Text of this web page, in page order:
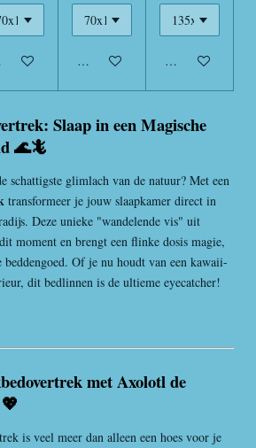
In winkelwagen In winkelwagen
Slaap in een Magische
🌊🦎
glimlach van de natuur? Met een
transformeer je jouw slaapkamer direct in
Deze unieke "wandelende vis" uit
moment en brengt een flinke dosis magie,
Of je nu houdt van een kawaii-
dit bedlinnen is de ultieme eyecatcher!
met Axolotl de
is veel meer dan alleen een hoes voor je